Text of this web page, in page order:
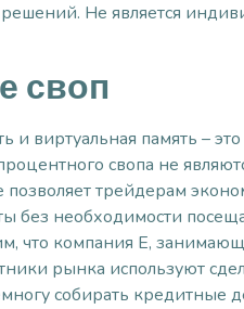
Не является
своп
и виртуальная память –
свопа не
трейдерам
без необходимости
что компания E,
рынка используют
собирать кредитные